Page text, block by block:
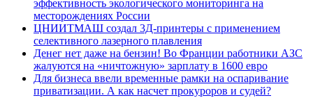
эффективность экологического мониторинга на
месторождениях России
ЦНИИТМАШ создал 3Д-принтеры с применением
селективного лазерного плавления
Денег нет даже на бензин! Во Франции работники АЗС
жалуются на «ничтожную» зарплату в 1600 евро
Для бизнеса ввели временные рамки на оспаривание
приватизации. А как насчет прокуроров и судей?